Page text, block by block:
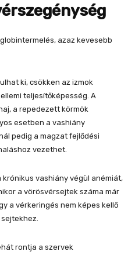
azaz kevesebb
ki, csökken az izmok
teljesítőképesség. A
a repedezett körmök
esetben a vashiány
pedig a magzat fejlődési
vezethet.
vashiány végül anémiát,
a vörösvérsejtek száma már
a vérkeringés nem képes kellő
rontja a szervek